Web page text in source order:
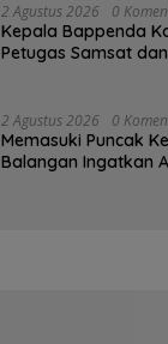
2 Agustus 2026 0
Kepala Bappenda
Petugas Samsat
2 Agustus 2026 0
Memasuki Puncak
Balangan Ingatkan